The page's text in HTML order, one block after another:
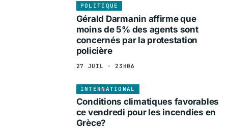
POLITIQUE
Gérald Darmanin affirme que
moins de 5% des agents sont
concernés par la protestation
policière
27 JUIL · 23H06
INTERNATIONAL
Conditions climatiques favorables
ce vendredi pour les incendies en
Grèce?